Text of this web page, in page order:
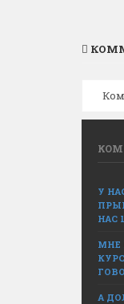
У
НАС
МНЕ
А